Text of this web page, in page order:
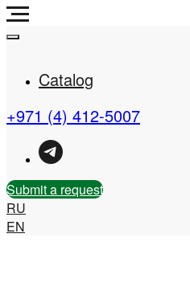
Real Estate Company in
the UAE
Catalog
+971 (4) 412-5007
Submit a request
RU
EN